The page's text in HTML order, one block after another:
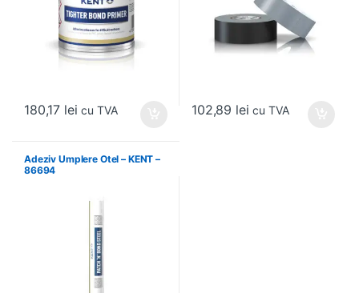
180,17 lei cu TVA 102,89 lei cu TVA
Adeziv Umplere Otel – KENT –
86694